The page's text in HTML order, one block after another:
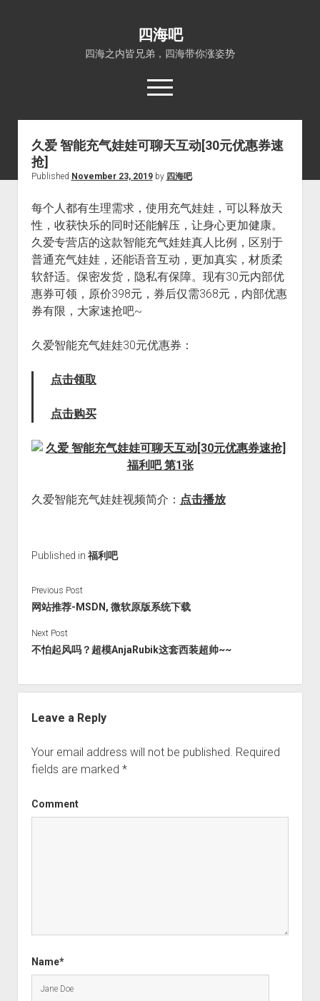
四海吧
四海之内皆兄弟，四海带你涨姿势
open
menu
首页
dropdown
福利吧
技术控
热门事件
福利福利
音乐推荐
小猪AI
算娘区块链
久爱 智能充气娃娃可聊天互动[30元优惠券速
抢]
Published November 23, 2019by 四海吧
每个人都有生理需求，使用充气娃娃，可以释放天
性，收获快乐的同时还能解压，让身心更加健康。
久爱专营店的这款智能充气娃娃真人比例，区别于
普通充气娃娃，还能语音互动，更加真实，材质柔
软舒适。保密发货，隐私有保障。现有30元内部优
惠券可领，原价398元，券后仅需368元，内部优惠
券有限，大家速抢吧~
久爱智能充气娃娃30元优惠券：
点击领取
点击购买
久爱智能充气娃娃视频简介： 点击播放
Published in 福利吧
Previous Post
网站推荐-MSDN, 微软原版系统下载
Next Post
不怕起风吗？超模AnjaRubik这套西装超帅~~
Leave a Reply
Your email address will not be published. Required
fields are marked *
Comment
Name*